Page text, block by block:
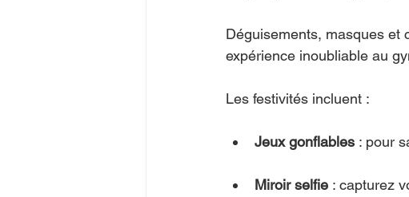
Déguisements, masques et
expérience inoubliable au
Les festivités incluent :
Jeux gonflables : pour
Miroir selfie : capturez